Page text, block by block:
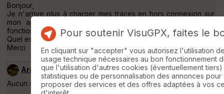
Bonjour,
Je n'arrive plus à charger mes traces en hors connexion sur
mon appareil android, ni ouvrir les cartes alors que tout
fonctionnait recemment.
Quel est le problème ?
Merci
ArouG [824posts] - Le 07/07/2026 11:48
Aucun souci de mon côté !! (Rappel :discussion précédente)
Pour soutenir VisuGPX, faites le
En cliquant sur "accepter" vous autorisez l'utilisation
usage technique nécessaires au bon fonctionnement
que l'utilisation d'autres cookies (éventuellement
statistiques ou de personnalisation des annonces pour
proposer des services et des offres adaptées à vos